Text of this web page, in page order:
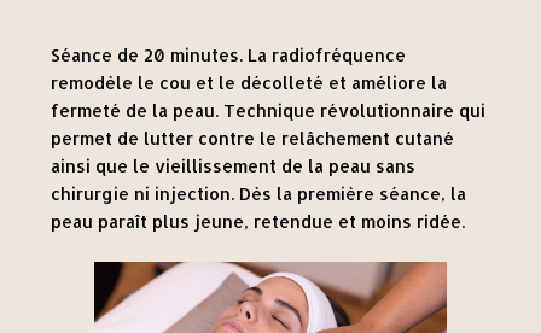
Séance de 20 minutes. La radiofréquence
remodèle le cou et le décolleté et améliore la
fermeté de la peau. Technique révolutionnaire qui
permet de lutter contre le relâchement cutané
ainsi que le vieillissement de la peau sans
chirurgie ni injection. Dès la première séance, la
peau paraît plus jeune, retendue et moins ridée.